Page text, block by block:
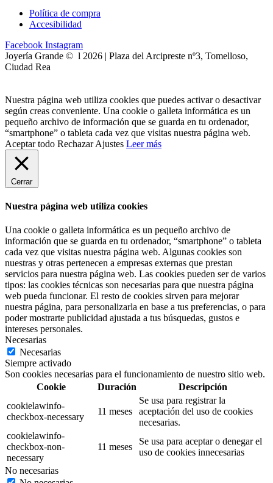
Política de compra
Accesibilidad
Facebook Instagram
Joyería Grande © l 2026 | Plaza del Arcipreste nº3, Tomelloso,
Ciudad Rea
Nuestra página web utiliza cookies que puedes activar o desactivar
según creas conveniente. Una cookie o galleta informática es un
pequeño archivo de información que se guarda en tu ordenador,
“smartphone” o tableta cada vez que visitas nuestra página web.
Aceptar todo Rechazar Ajustes Leer más
Cerrar
Nuestra página web utiliza cookies
Una cookie o galleta informática es un pequeño archivo de
información que se guarda en tu ordenador, “smartphone” o tableta
cada vez que visitas nuestra página web. Algunas cookies son
nuestras y otras pertenecen a empresas externas que prestan
servicios para nuestra página web. Las cookies pueden ser de varios
tipos: las cookies técnicas son necesarias para que nuestra página
web pueda funcionar. El resto de cookies sirven para mejorar
nuestra página, para personalizarla en base a tus preferencias, o para
poder mostrarte publicidad ajustada a tus búsquedas, gustos e
intereses personales.
Necesarias
Necesarias
Siempre activado
Son cookies necesarias para el funcionamiento de nuestro sitio web.
Cookie
Duración
Descripción
cookielawinfo-
checkbox-necessary
11 meses
Se usa para registrar la
aceptación del uso de cookies
necesarias.
cookielawinfo-
checkbox-non-
necessary
11 meses
Se usa para aceptar o denegar el
uso de cookies innecesarias
No necesarias